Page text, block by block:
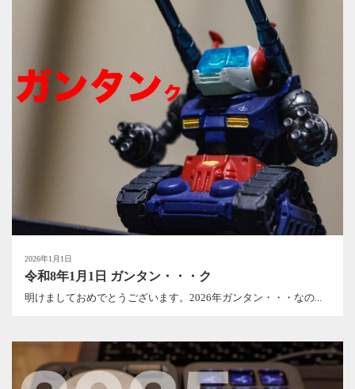
2026年1月1日
令和8年1月1日 ガンタン・・・ク
明けましておめでとうございます。2026年ガンタン・・・なの...